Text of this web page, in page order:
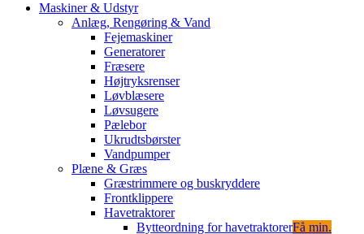
Maskiner & Udstyr
Anlæg, Rengøring & Vand
Fejemaskiner
Generatorer
Fræsere
Højtryksrenser
Løvblæsere
Løvsugere
Pælebor
Ukrudtsbørster
Vandpumper
Plæne & Græs
Græstrimmere og buskryddere
Frontklippere
Havetraktorer
Bytteordning for havetraktorerFå min.